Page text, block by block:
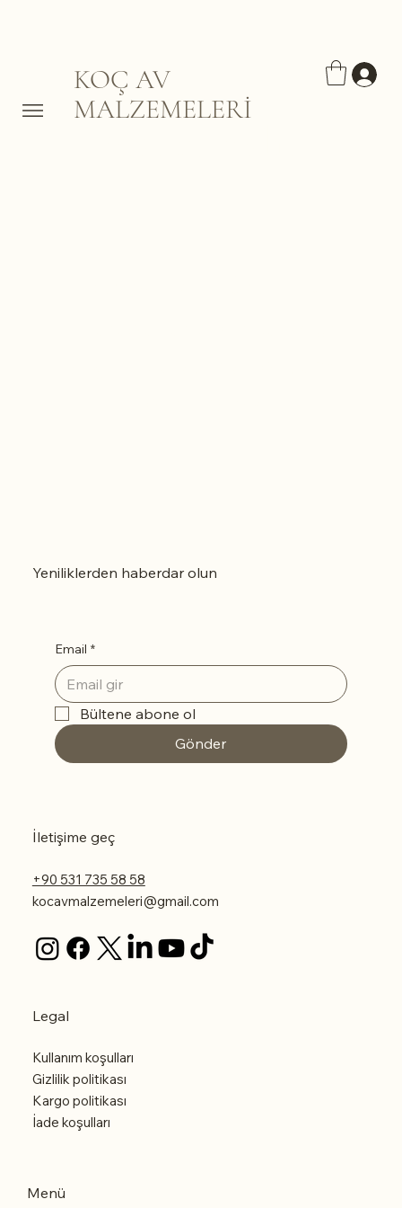
KOÇ AV
MALZEMELERİ
Yeniliklerden haberdar olun
Email *
Bültene abone ol
Gönder
İletişime geç
+90 531 735 58 58
kocavmalzemeleri@gmail.com
Legal
Kullanım koşulları
Gizlilik politikası
Kargo politikası
İade koşulları
Menü